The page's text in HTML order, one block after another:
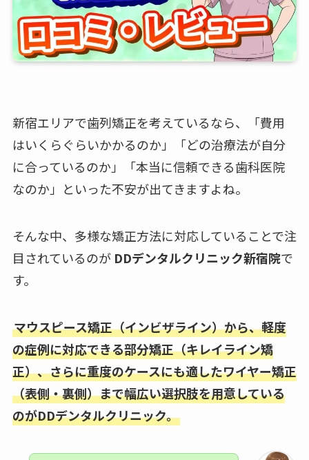
新宿エリアで歯列矯正を考えているなら、「費用
はいくらぐらいかかるのか」「どの治療法が自分
に合っているのか」「本当に信頼できる歯科医院
なのか」といった不安が出てきますよね。
そんな中、多様な矯正方法に対応していることで注
目されているのが DDデンタルクリニック新宿院で
す。
マウスピース矯正（インビザライン）から、軽度
の症例に対応できる部分矯正（キレイライン矯
正）、さらに重度のケースにも適したワイヤー矯正
（表側・裏側）まで幅広い選択肢を用意している
のがDDデンタルクリニック。